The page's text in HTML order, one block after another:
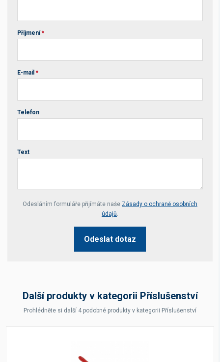
Příjmení *
E-mail *
Telefon
Text
Your website *
Odesláním formuláře přijímáte naše Zásady o ochraně osobních
údajů.
Odeslat dotaz
Další produkty v kategorii Příslušenství
Prohlédněte si další 4 podobné produkty v kategorii Příslušenství